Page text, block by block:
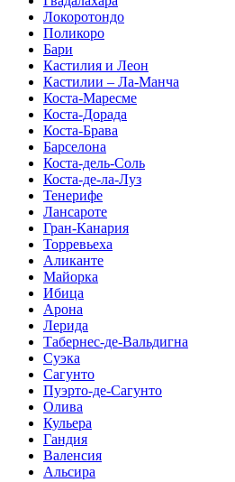
Локоротондо
Поликоро
Бари
Кастилия и Леон
Кастилии – Ла-Манча
Коста-Маресме
Коста-Дорада
Коста-Брава
Барселона
Коста-дель-Соль
Коста-де-ла-Луз
Тенерифе
Лансароте
Гран-Канария
Торревьеха
Аликанте
Майорка
Ибица
Арона
Лерида
Табернес-де-Вальдигна
Суэка
Сагунто
Пуэрто-де-Сагунто
Олива
Кульера
Гандия
Валенсия
Альсира